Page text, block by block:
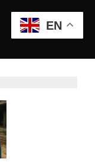
EN